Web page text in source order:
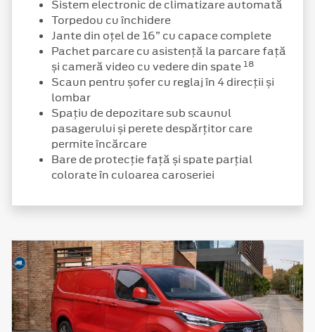
Sistem electronic de climatizare automată
Torpedou cu închidere
Jante din oțel de 16” cu capace complete
Pachet parcare cu asistență la parcare față
și cameră video cu vedere din spate 18
Scaun pentru șofer cu reglaj în 4 direcții și
lombar
Spațiu de depozitare sub scaunul
pasagerului și perete despărțitor care
permite încărcare
Bare de protecție față și spate parțial
colorate în culoarea caroseriei